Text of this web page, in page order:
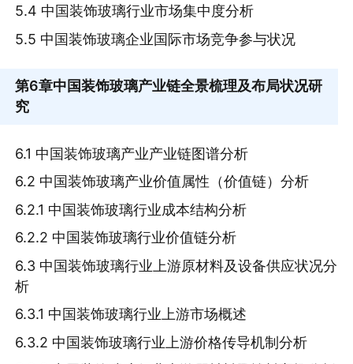
5.4 中国装饰玻璃行业市场集中度分析
5.5 中国装饰玻璃企业国际市场竞争参与状况
第6章中国装饰玻璃产业链全景梳理及布局状况研
究
6.1 中国装饰玻璃产业产业链图谱分析
6.2 中国装饰玻璃产业价值属性（价值链）分析
6.2.1 中国装饰玻璃行业成本结构分析
6.2.2 中国装饰玻璃行业价值链分析
6.3 中国装饰玻璃行业上游原材料及设备供应状况分
析
6.3.1 中国装饰玻璃行业上游市场概述
6.3.2 中国装饰玻璃行业上游价格传导机制分析